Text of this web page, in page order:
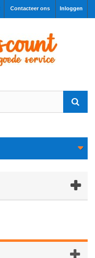
Inloggen
Contacteer ons